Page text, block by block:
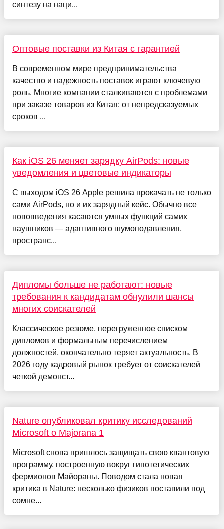
синтезу на наци...
Оптовые поставки из Китая с гарантией
В современном мире предпринимательства
качество и надежность поставок играют ключевую
роль. Многие компании сталкиваются с проблемами
при заказе товаров из Китая: от непредсказуемых
сроков ...
Как iOS 26 меняет зарядку AirPods: новые
уведомления и цветовые индикаторы
С выходом iOS 26 Apple решила прокачать не только
сами AirPods, но и их зарядный кейс. Обычно все
нововведения касаются умных функций самих
наушников — адаптивного шумоподавления,
пространс...
Дипломы больше не работают: новые
требования к кандидатам обнулили шансы
многих соискателей
Классическое резюме, перегруженное списком
дипломов и формальным перечислением
должностей, окончательно теряет актуальность. В
2026 году кадровый рынок требует от соискателей
четкой демонст...
Nature опубликовал критику исследований
Microsoft о Majorana 1
Microsoft снова пришлось защищать свою квантовую
программу, построенную вокруг гипотетических
фермионов Майораны. Поводом стала новая
критика в Nature: несколько физиков поставили под
сомне...